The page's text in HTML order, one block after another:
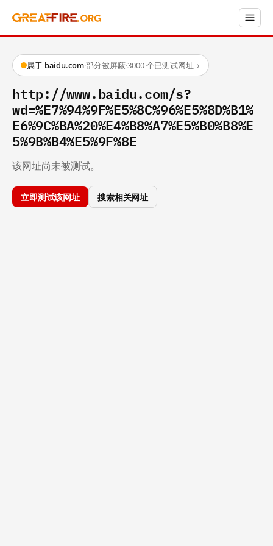
属于 baidu.com·部分被屏蔽·3000 个已测试网址→
http://www.baidu.com/s?
wd=%E7%94%9F%E5%8C%96%E5%8D%B1%
E6%9C%BA%20%E4%B8%A7%E5%B0%B8%E
5%9B%B4%E5%9F%8E
该网址尚未被测试。
立即测试该网址 搜索相关网址